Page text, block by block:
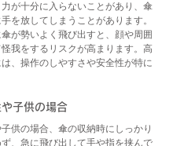
が十分に入らないことがあり、傘
を放してしまうことがあります。
が勢いよく飛び出すと、顔や周囲
我をするリスクが高まります。高
、操作のしやすさや安全性が特に
子供の場合
供の場合、傘の収納時にしっかり
、急に飛び出して手や指を挟んで